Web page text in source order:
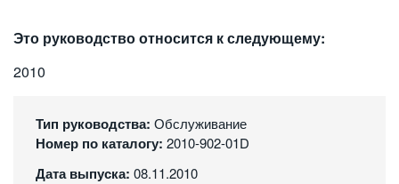
VIỆT NAM
한국어
繁體中文
Это руководство относится к следующему:
2010
Тип руководства: Обслуживание
Номер по каталогу: 2010-902-01D
Дата выпуска: 08.11.2010